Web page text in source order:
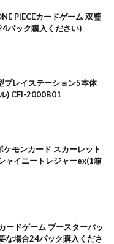
PIECEカードゲーム 双璧
パック購入ください)
プレイステーション5本体
) CFI-2000B01
ケモンカード スカーレット
ャイニートレジャーex(1箱
ードゲーム ブースターパッ
な場合24パック購入くださ